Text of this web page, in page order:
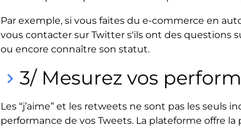
Par exemple, si vous faites du e-commerce en
vous contacter sur Twitter s'ils ont des questions
ou encore connaître son statut.
keyboard_arrow_right3/ Mesurez vos
Les “j’aime” et les retweets ne sont pas les seuls
performance de vos Tweets. La plateforme offre